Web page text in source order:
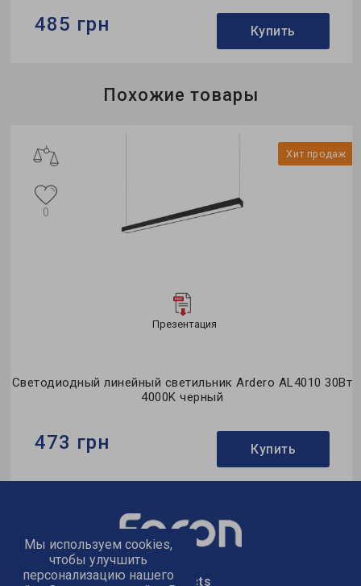
485 грн Купить
ArderoПохожие товары
Ardero AL4010 30Вт
Купить
Светодиодный линейный
0
Тип светильника:
Применение:
офис
text_kontacts
Мы используем cookies,
чтобы улучшить
персонализацию нашего